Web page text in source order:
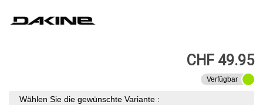
CHF 49.95
Verfügbar
Wählen Sie die gewünschte Variante :